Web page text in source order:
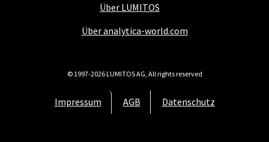
Über LUMITOS
Über analytica-world.com
Impressum AGB Datenschutz
© 1997-2026 LUMITOS AG, All rights reserved